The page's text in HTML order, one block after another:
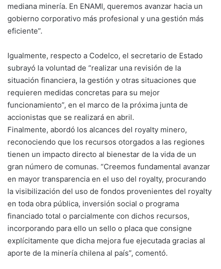
mediana minería. En ENAMI, queremos avanzar hacia un
gobierno corporativo más profesional y una gestión más
eficiente”.
Igualmente, respecto a Codelco, el secretario de Estado
subrayó la voluntad de “realizar una revisión de la
situación financiera, la gestión y otras situaciones que
requieren medidas concretas para su mejor
funcionamiento”, en el marco de la próxima junta de
accionistas que se realizará en abril.
Finalmente, abordó los alcances del royalty minero,
reconociendo que los recursos otorgados a las regiones
tienen un impacto directo al bienestar de la vida de un
gran número de comunas. “Creemos fundamental avanzar
en mayor transparencia en el uso del royalty, procurando
la visibilización del uso de fondos provenientes del royalty
en toda obra pública, inversión social o programa
financiado total o parcialmente con dichos recursos,
incorporando para ello un sello o placa que consigne
explícitamente que dicha mejora fue ejecutada gracias al
aporte de la minería chilena al país”, comentó.